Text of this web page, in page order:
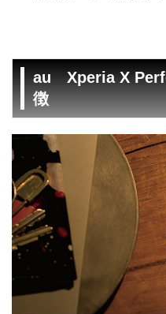
au Xperia X
徴